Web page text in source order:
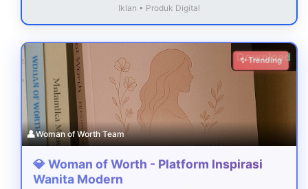
Iklan • Produk Digital
Download
✨ Trending
👤Woman of Worth Team
💎 Woman of Worth - Platform Inspirasi
Wanita Modern